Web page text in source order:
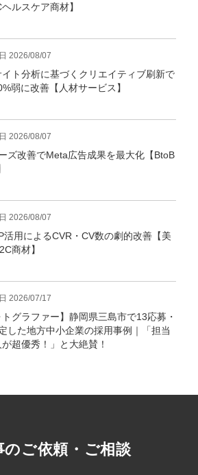
ヘルスケア商材】
2026/08/07
イト分析に基づくクリエイティブ刷新で
弱に改善【人材サービス】
2026/08/07
ズ改善でMeta広告成果を最大化【BtoB
2026/08/07
活用によるCVR・CV数の劇的改善【美
商材】
2026/07/17
トグラファー】静岡県三島市で13応募・
した地方中小企業の採用事例｜「担当
超優秀！」と大絶賛！
のご依頼・ご相談